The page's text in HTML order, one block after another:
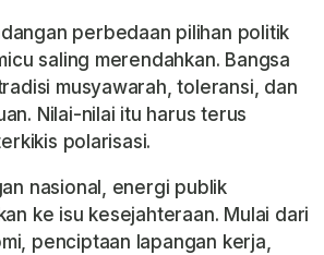
perbedaan pilihan politik
saling merendahkan. Bangsa
musyawarah, toleransi, dan
Nilai-nilai itu harus terus
polarisasi.
nasional, energi publik
ke isu kesejahteraan. Mulai dari
penciptaan lapangan kerja,